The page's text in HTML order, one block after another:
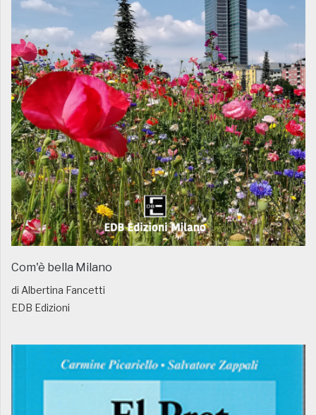
Com'è bella Milano
di Albertina Fancetti
EDB Edizioni